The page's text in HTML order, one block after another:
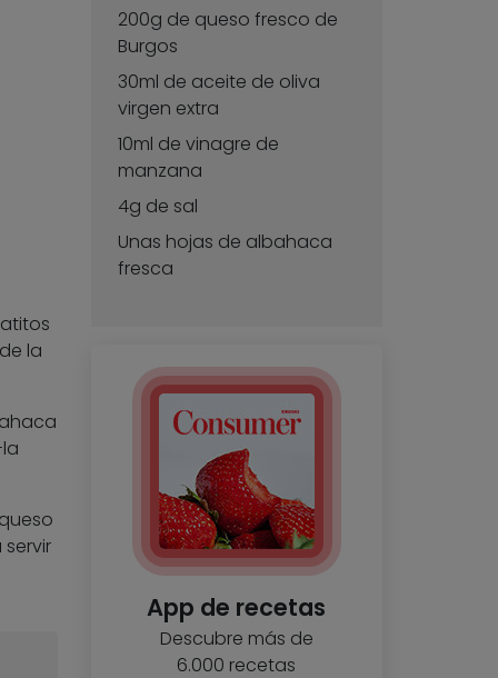
la
200g de queso fresco de
Burgos
30ml de aceite de oliva
virgen extra
10ml de vinagre de
manzana
4g de sal
Unas hojas de albahaca
fresca
App de recetas
Descubre más de
6.000 recetas